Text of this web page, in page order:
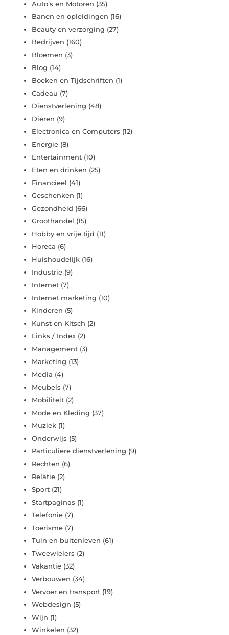
Auto’s en Motoren (35)
Banen en opleidingen (16)
Beauty en verzorging (27)
Bedrijven (160)
Bloemen (3)
Blog (14)
Boeken en Tijdschriften (1)
Cadeau (7)
Dienstverlening (48)
Dieren (9)
Electronica en Computers (12)
Energie (8)
Entertainment (10)
Eten en drinken (25)
Financieel (41)
Geschenken (1)
Gezondheid (66)
Groothandel (15)
Hobby en vrije tijd (11)
Horeca (6)
Huishoudelijk (16)
Industrie (9)
Internet (7)
Internet marketing (10)
Kinderen (5)
Kunst en Kitsch (2)
Links / Index (2)
Management (3)
Marketing (13)
Media (4)
Meubels (7)
Mobiliteit (2)
Mode en Kleding (37)
Muziek (1)
Onderwijs (5)
Particuliere dienstverlening (9)
Rechten (6)
Relatie (2)
Sport (21)
Startpaginas (1)
Telefonie (7)
Toerisme (7)
Tuin en buitenleven (61)
Tweewielers (2)
Vakantie (32)
Verbouwen (34)
Vervoer en transport (19)
Webdesign (5)
Wijn (1)
Winkelen (32)